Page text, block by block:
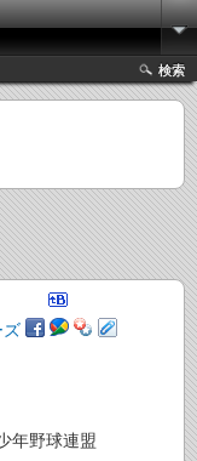
検索
年野球連盟